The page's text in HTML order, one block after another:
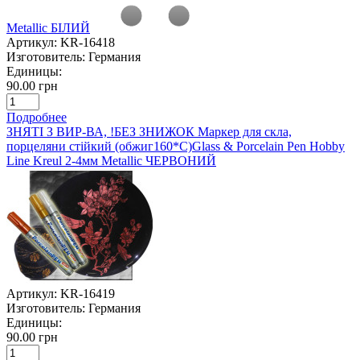
Metallic БІЛИЙ
Артикул: KR-16418
Изготовитель: Германия
Единицы:
90.00 грн
Подробнее
ЗНЯТІ З ВИР-ВА, !БЕЗ ЗНИЖОК Маркер для скла,
порцеляни стійкий (обжиг160*С)Glass & Porcelain Pen Hobby
Line Kreul 2-4мм Metallic ЧЕРВОНИЙ
Артикул: KR-16419
Изготовитель: Германия
Единицы:
90.00 грн